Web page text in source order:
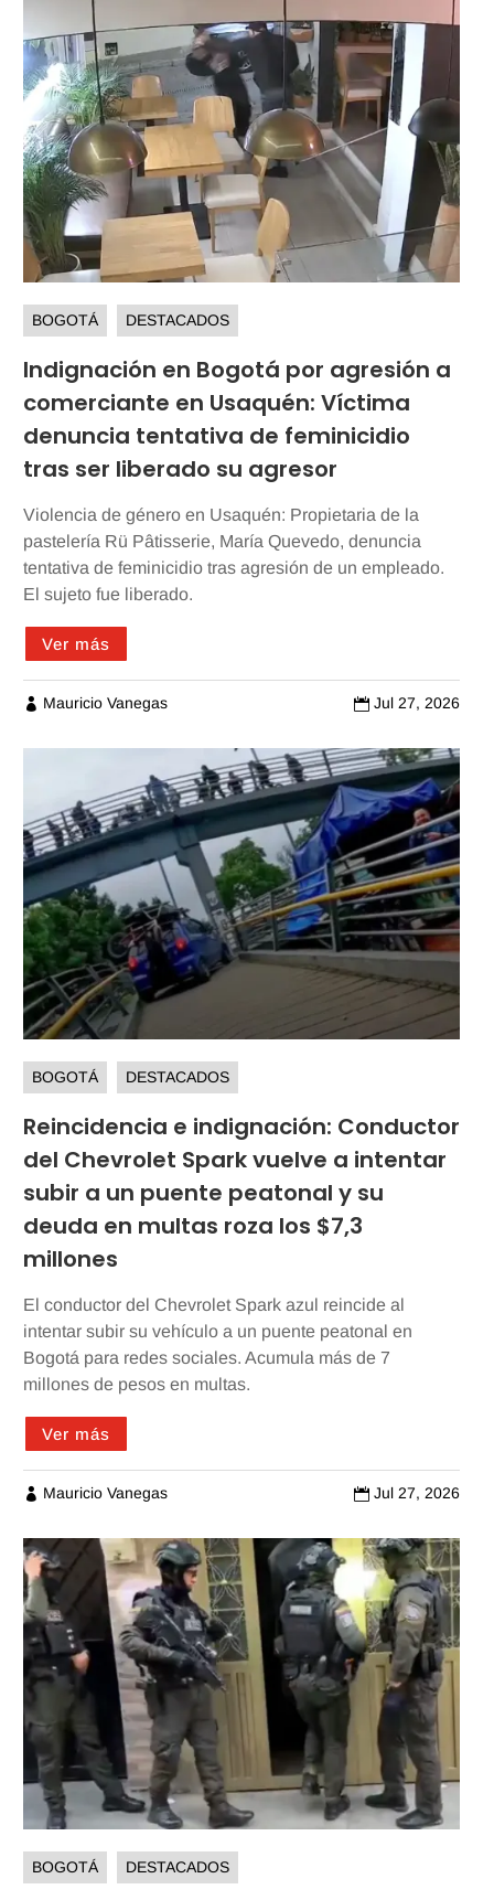
BOGOTÁ DESTACADOS
Indignación en Bogotá por agresión a
comerciante en Usaquén: Víctima
denuncia tentativa de feminicidio
tras ser liberado su agresor
Violencia de género en Usaquén: Propietaria de la
pastelería Rü Pâtisserie, María Quevedo, denuncia
tentativa de feminicidio tras agresión de un empleado.
El sujeto fue liberado.
Ver más
 Mauricio Vanegas  Jul 27, 2026
BOGOTÁ DESTACADOS
Reincidencia e indignación: Conductor
del Chevrolet Spark vuelve a intentar
subir a un puente peatonal y su
deuda en multas roza los $7,3
millones
El conductor del Chevrolet Spark azul reincide al
intentar subir su vehículo a un puente peatonal en
Bogotá para redes sociales. Acumula más de 7
millones de pesos en multas.
Ver más
 Mauricio Vanegas  Jul 27, 2026
BOGOTÁ DESTACADOS